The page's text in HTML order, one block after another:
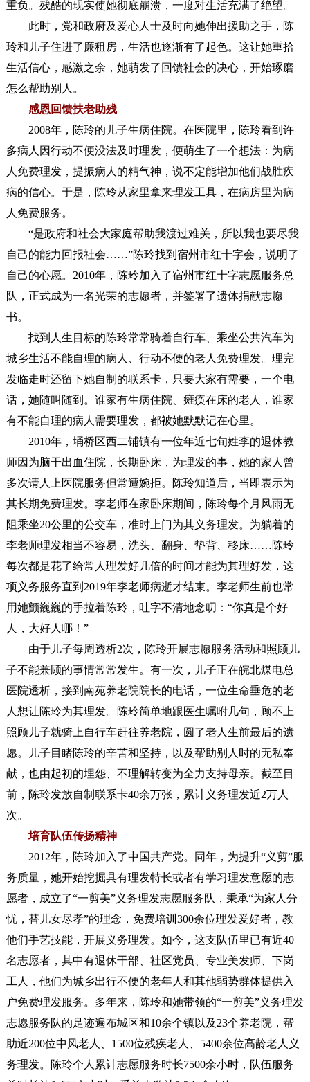
重负。残酷的现实使她彻底崩溃，一度对生活充满了绝望。
此时，党和政府及爱心人士及时向她伸出援助之手，陈
玲和儿子住进了廉租房，生活也逐渐有了起色。这让她重拾
生活信心，感激之余，她萌发了回馈社会的决心，开始琢磨
怎么帮助别人。
感恩回馈扶老助残
2008年，陈玲的儿子生病住院。在医院里，陈玲看到许
多病人因行动不便没法及时理发，便萌生了一个想法：为病
人免费理发，提振病人的精气神，说不定能增加他们战胜疾
病的信心。于是，陈玲从家里拿来理发工具，在病房里为病
人免费服务。
“是政府和社会大家庭帮助我渡过难关，所以我也要尽我
自己的能力回报社会……”陈玲找到宿州市红十字会，说明了
自己的心愿。2010年，陈玲加入了宿州市红十字志愿服务总
队，正式成为一名光荣的志愿者，并签署了遗体捐献志愿
书。
找到人生目标的陈玲常常骑着自行车、乘坐公共汽车为
城乡生活不能自理的病人、行动不便的老人免费理发。理完
发临走时还留下她自制的联系卡，只要大家有需要，一个电
话，她随叫随到。谁家有生病住院、瘫痪在床的老人，谁家
有不能自理的病人需要理发，都被她默默记在心里。
2010年，埇桥区西二铺镇有一位年近七旬姓李的退休教
师因为脑干出血住院，长期卧床，为理发的事，她的家人曾
多次请人上医院服务但常遭婉拒。陈玲知道后，当即表示为
其长期免费理发。李老师在家卧床期间，陈玲每个月风雨无
阻乘坐20公里的公交车，准时上门为其义务理发。为躺着的
李老师理发相当不容易，洗头、翻身、垫背、移床……陈玲
每次都是花了给常人理发好几倍的时间才能为其理好发，这
项义务服务直到2019年李老师病逝才结束。李老师生前也常
用她颤巍巍的手拉着陈玲，吐字不清地念叨：“你真是个好
人，大好人哪！”
由于儿子每周透析2次，陈玲开展志愿服务活动和照顾儿
子不能兼顾的事情常常发生。有一次，儿子正在皖北煤电总
医院透析，接到南苑养老院院长的电话，一位生命垂危的老
人想让陈玲为其理发。陈玲简单地跟医生嘱咐几句，顾不上
照顾儿子就骑上自行车赶往养老院，圆了老人生前最后的遗
愿。儿子目睹陈玲的辛苦和坚持，以及帮助别人时的无私奉
献，也由起初的埋怨、不理解转变为全力支持母亲。截至目
前，陈玲发放自制联系卡40余万张，累计义务理发近2万人
次。
培育队伍传扬精神
2012年，陈玲加入了中国共产党。同年，为提升“义剪”服
务质量，她开始挖掘具有理发特长或者有学习理发意愿的志
愿者，成立了“一剪美”义务理发志愿服务队，秉承“为家人分
忧，替儿女尽孝”的理念，免费培训300余位理发爱好者，教
他们手艺技能，开展义务理发。如今，这支队伍里已有近40
名志愿者，其中有退休干部、社区党员、专业美发师、下岗
工人，他们为城乡出行不便的老年人和其他弱势群体提供入
户免费理发服务。多年来，陈玲和她带领的“一剪美”义务理发
志愿服务队的足迹遍布城区和10余个镇以及23个养老院，帮
助近200位中风老人、1500位残疾老人、5400余位高龄老人义
务理发。陈玲个人累计志愿服务时长7500余小时，队伍服务